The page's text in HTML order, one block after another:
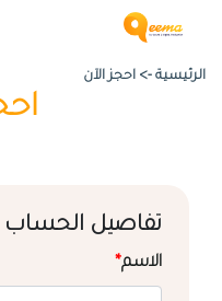
الرئيسية -> احجز الآن
تفاصيل الحساب
الاسم*